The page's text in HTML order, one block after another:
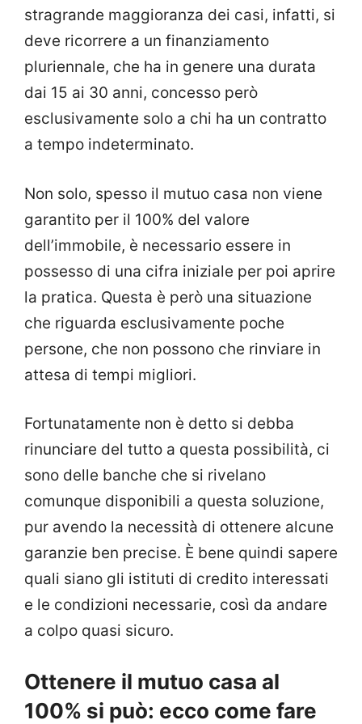
stragrande maggioranza dei casi, infatti, si
deve ricorrere a un finanziamento
pluriennale, che ha in genere una durata
dai 15 ai 30 anni, concesso però
esclusivamente solo a chi ha un contratto
a tempo indeterminato.
Non solo, spesso il mutuo casa non viene
garantito per il 100% del valore
dell’immobile, è necessario essere in
possesso di una cifra iniziale per poi aprire
la pratica. Questa è però una situazione
che riguarda esclusivamente poche
persone, che non possono che rinviare in
attesa di tempi migliori.
Fortunatamente non è detto si debba
rinunciare del tutto a questa possibilità, ci
sono delle banche che si rivelano
comunque disponibili a questa soluzione,
pur avendo la necessità di ottenere alcune
garanzie ben precise. È bene quindi sapere
quali siano gli istituti di credito interessati
e le condizioni necessarie, così da andare
a colpo quasi sicuro.
Ottenere il mutuo casa al
100% si può: ecco come fare